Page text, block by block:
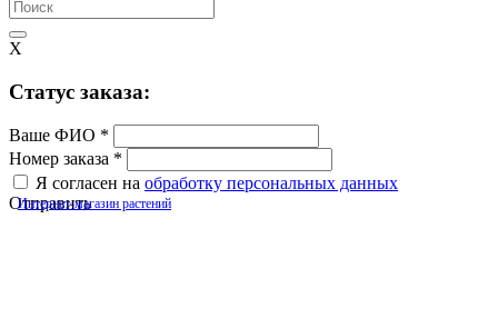
Интернет-магазин растений
X
Cтатус заказа:
Ваше ФИО *
Номер заказа *
Я согласен на обработку персональных данных
Отправить